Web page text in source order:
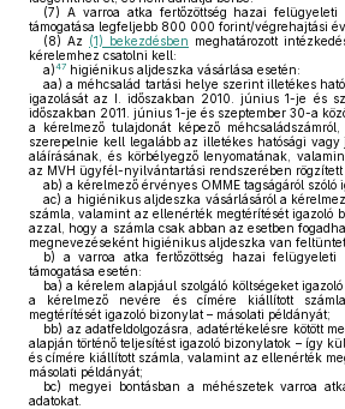
(7) A varroa atka fertőzöttség hazai felügyeleti
támogatása legfeljebb 800 000 forint/végrehajtási
(8) Az (1) bekezdésben meghatározott
kérelemhez csatolni kell:
a)47 higiénikus aljdeszka vásárlása esetén:
aa) a méhcsalád tartási helye szerint illetékes
igazolását az I. időszakban 2010. június 1-je és
időszakban 2011. június 1-je és szeptember 30-a
a kérelmező tulajdonát képező
szerepelnie kell legalább az illetékes hatósági vagy
aláírásának, és körbélyegző lenyomatának,
az MVH ügyfél-nyilvántartási rendszerében rögzített
ab) a kérelmező érvényes OMME tagságáról szóló
ac) a higiénikus aljdeszka vásárlásáról a
számla, valamint az ellenérték megtérítését igazoló
azzal, hogy a számla csak abban az esetben
megnevezéseként higiénikus aljdeszka van
b) a varroa atka fertőzöttség hazai felügyeleti
támogatása esetén:
ba) a kérelem alapjául szolgáló költségeket
a kérelmező nevére és címére kiállított
megtérítését igazoló bizonylat – másolati példányát;
bb) az adatfeldolgozásra, adatértékelésre kötött
alapján történő teljesítést igazoló bizonylatok – így
és címére kiállított számla, valamint az ellenérték
másolati példányát;
bc) megyei bontásban a méhészetek varroa
adatokat.